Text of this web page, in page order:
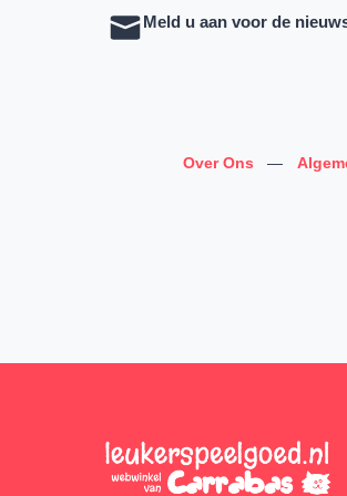
Meld u aan voor de
Over Ons —